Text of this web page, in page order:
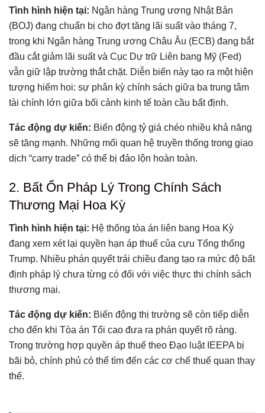
Tình hình hiện tại: Ngân hàng Trung ương Nhật Bản
(BOJ) đang chuẩn bị cho đợt tăng lãi suất vào tháng 7,
trong khi Ngân hàng Trung ương Châu Âu (ECB) đang bắt
đầu cắt giảm lãi suất và Cục Dự trữ Liên bang Mỹ (Fed)
vẫn giữ lập trường thắt chặt. Diễn biến này tạo ra một hiện
tượng hiếm hoi: sự phân kỳ chính sách giữa ba trung tâm
tài chính lớn giữa bối cảnh kinh tế toàn cầu bất định.
Tác động dự kiến: Biến động tỷ giá chéo nhiều khả năng
sẽ tăng mạnh. Những mối quan hệ truyền thống trong giao
dịch “carry trade” có thể bị đảo lộn hoàn toàn.
2. Bất Ổn Pháp Lý Trong Chính Sách
Thương Mại Hoa Kỳ
Tình hình hiện tại: Hệ thống tòa án liên bang Hoa Kỳ
đang xem xét lại quyền hạn áp thuế của cựu Tổng thống
Trump. Nhiều phán quyết trái chiều đang tạo ra mức độ bất
định pháp lý chưa từng có đối với việc thực thi chính sách
thương mại.
Tác động dự kiến: Biến động thị trường sẽ còn tiếp diễn
cho đến khi Tòa án Tối cao đưa ra phán quyết rõ ràng.
Trong trường hợp quyền áp thuế theo Đạo luật IEEPA bị
bãi bỏ, chính phủ có thể tìm đến các cơ chế thuế quan thay
thế.